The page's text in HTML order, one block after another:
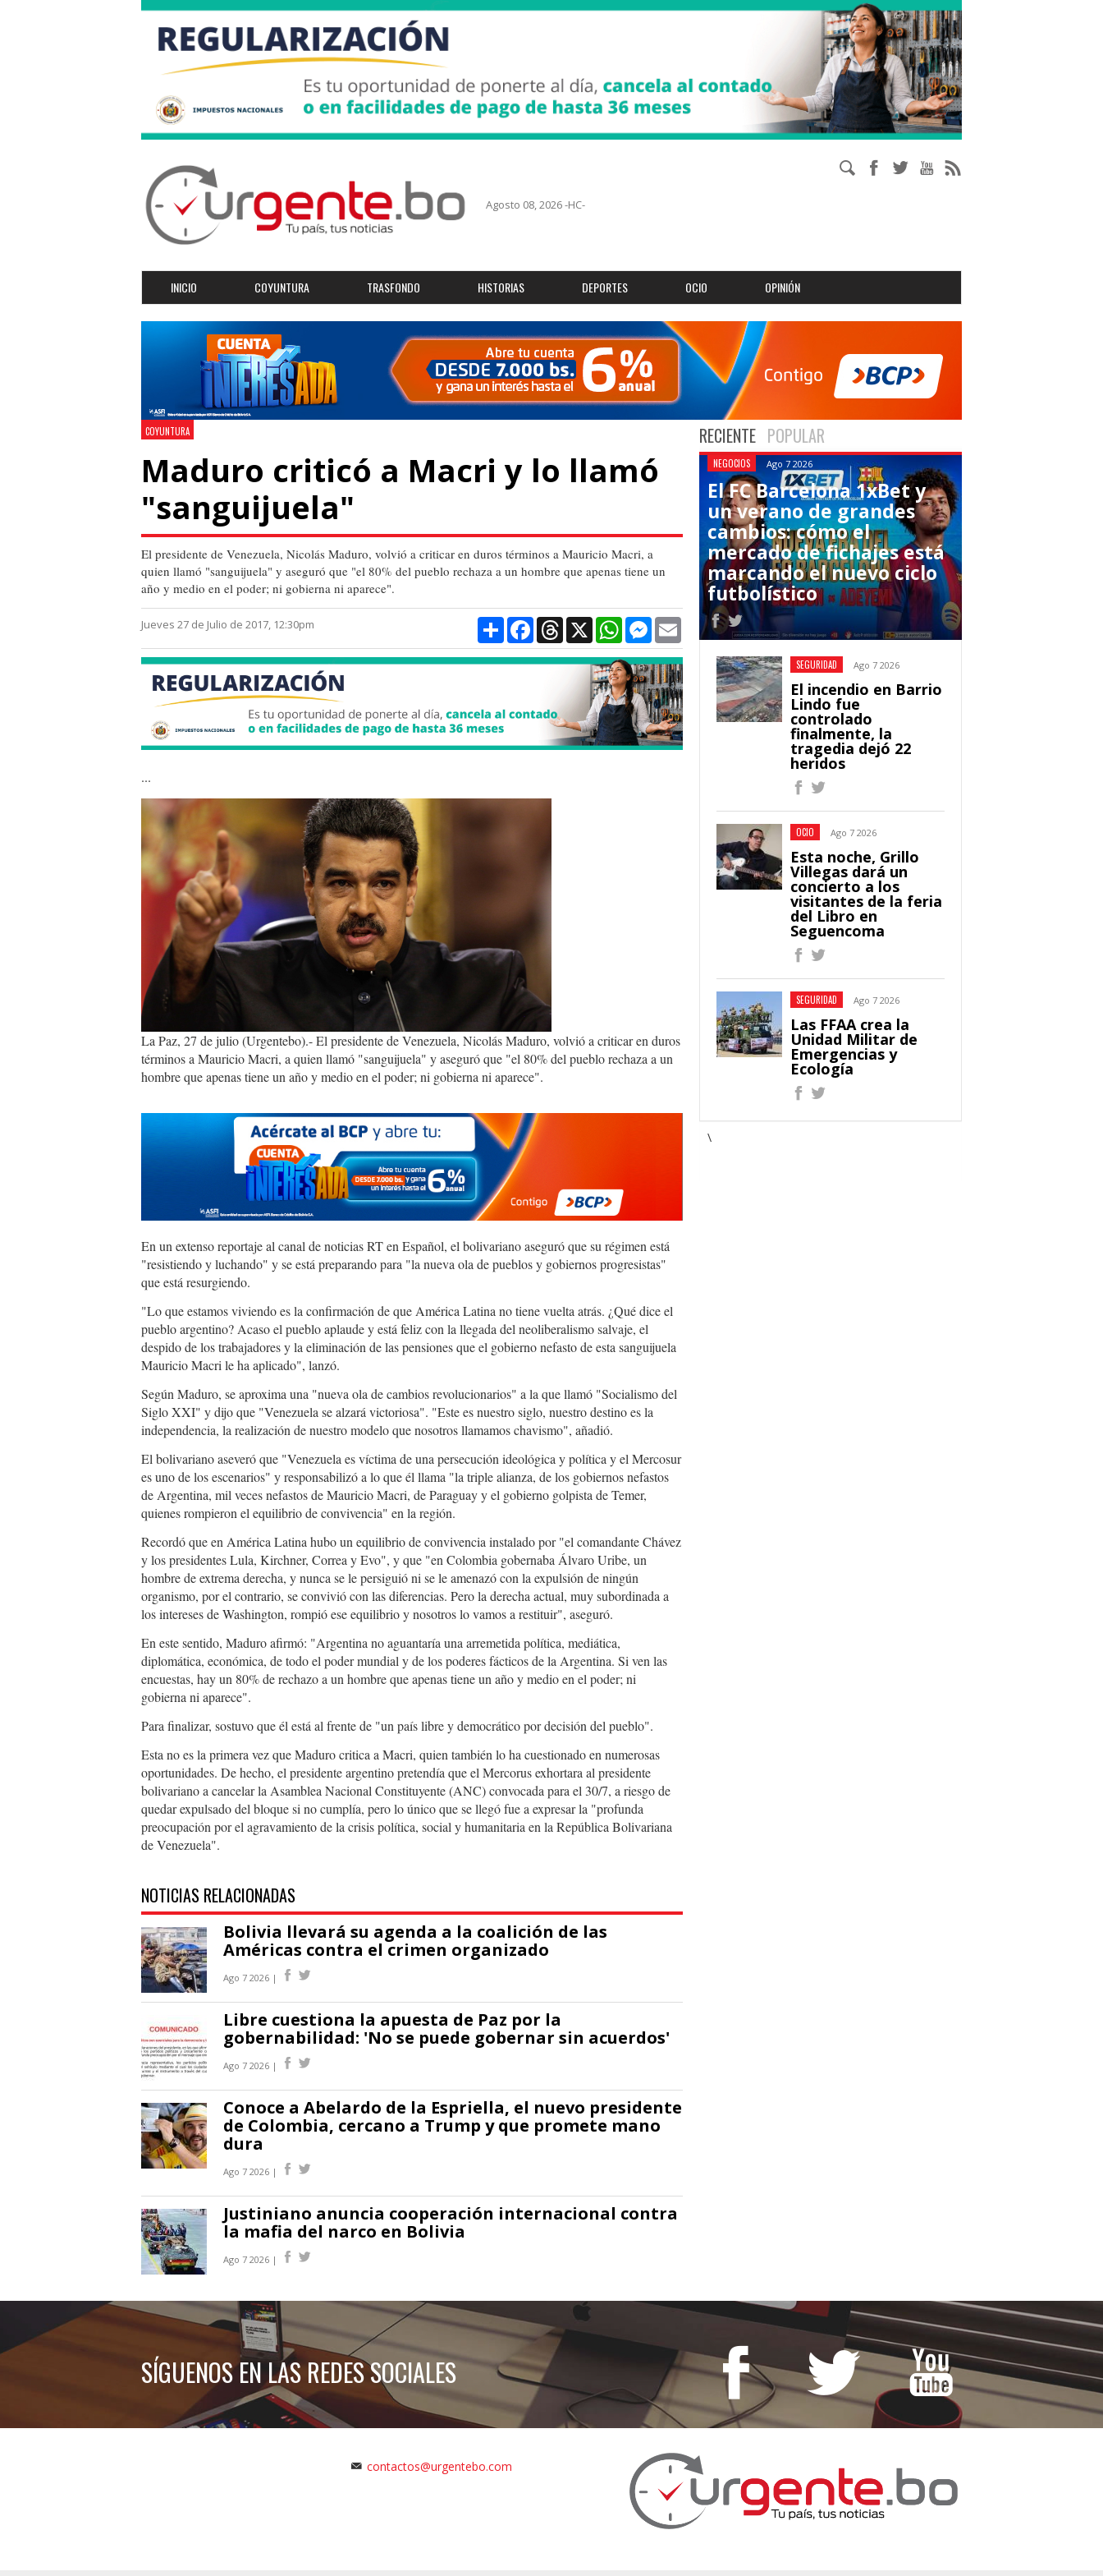
Agosto 08, 2026 -HC-
INICIO COYUNTURA TRASFONDO HISTORIAS DEPORTES OCIO OPINIÓN
COYUNTURA
Maduro criticó a Macri y lo llamó
"sanguijuela"
El presidente de Venezuela, Nicolás Maduro, volvió a criticar en duros términos a Mauricio Macri, a
quien llamó "sanguijuela" y aseguró que "el 80% del pueblo rechaza a un hombre que apenas tiene un
año y medio en el poder; ni gobierna ni aparece".
Jueves 27 de Julio de 2017, 12:30pm CompartirFacebookThreads
X WhatsAppMessenger
Email
...
maduro_conf.jpg
La Paz, 27 de julio (Urgentebo).- El presidente de Venezuela, Nicolás Maduro, volvió a criticar en duros
términos a Mauricio Macri, a quien llamó "sanguijuela" y aseguró que "el 80% del pueblo rechaza a un
hombre que apenas tiene un año y medio en el poder; ni gobierna ni aparece".
En un extenso reportaje al canal de noticias RT en Español, el bolivariano aseguró que su régimen está
"resistiendo y luchando" y se está preparando para "la nueva ola de pueblos y gobiernos progresistas"
que está resurgiendo.
"Lo que estamos viviendo es la confirmación de que América Latina no tiene vuelta atrás. ¿Qué dice el
pueblo argentino? Acaso el pueblo aplaude y está feliz con la llegada del neoliberalismo salvaje, el
despido de los trabajadores y la eliminación de las pensiones que el gobierno nefasto de esta sanguijuela
Mauricio Macri le ha aplicado", lanzó.
Según Maduro, se aproxima una "nueva ola de cambios revolucionarios" a la que llamó "Socialismo del
Siglo XXI" y dijo que "Venezuela se alzará victoriosa". "Este es nuestro siglo, nuestro destino es la
independencia, la realización de nuestro modelo que nosotros llamamos chavismo", añadió.
El bolivariano aseveró que "Venezuela es víctima de una persecución ideológica y política y el Mercosur
es uno de los escenarios" y responsabilizó a lo que él llama "la triple alianza, de los gobiernos nefastos
de Argentina, mil veces nefastos de Mauricio Macri, de Paraguay y el gobierno golpista de Temer,
quienes rompieron el equilibrio de convivencia" en la región.
Recordó que en América Latina hubo un equilibrio de convivencia instalado por "el comandante Chávez
y los presidentes Lula, Kirchner, Correa y Evo", y que "en Colombia gobernaba Álvaro Uribe, un
hombre de extrema derecha, y nunca se le persiguió ni se le amenazó con la expulsión de ningún
organismo, por el contrario, se convivió con las diferencias. Pero la derecha actual, muy subordinada a
los intereses de Washington, rompió ese equilibrio y nosotros lo vamos a restituir", aseguró.
En este sentido, Maduro afirmó: "Argentina no aguantaría una arremetida política, mediática,
diplomática, económica, de todo el poder mundial y de los poderes fácticos de la Argentina. Si ven las
encuestas, hay un 80% de rechazo a un hombre que apenas tiene un año y medio en el poder; ni
gobierna ni aparece".
Para finalizar, sostuvo que él está al frente de "un país libre y democrático por decisión del pueblo".
Esta no es la primera vez que Maduro critica a Macri, quien también lo ha cuestionado en numerosas
oportunidades. De hecho, el presidente argentino pretendía que el Mercorus exhortara al presidente
bolivariano a cancelar la Asamblea Nacional Constituyente (ANC) convocada para el 30/7, a riesgo de
quedar expulsado del bloque si no cumplía, pero lo único que se llegó fue a expresar la "profunda
preocupación por el agravamiento de la crisis política, social y humanitaria en la República Bolivariana
de Venezuela".
NOTICIAS RELACIONADAS
Bolivia llevará su agenda a la coalición de las
Américas contra el crimen organizado
Ago 7 2026 |
Libre cuestiona la apuesta de Paz por la
gobernabilidad: 'No se puede gobernar sin acuerdos'
Ago 7 2026 |
Conoce a Abelardo de la Espriella, el nuevo presidente
de Colombia, cercano a Trump y que promete mano
dura
Ago 7 2026 |
Justiniano anuncia cooperación internacional contra
la mafia del narco en Bolivia
Ago 7 2026 |
RECIENTE POPULAR
NEGOCIOS Ago 7 2026
El FC Barcelona 1xBet y
un verano de grandes
cambios: cómo el
mercado de fichajes está
marcando el nuevo ciclo
futbolístico
SEGURIDAD Ago 7 2026
El incendio en Barrio
Lindo fue
controlado
finalmente, la
tragedia dejó 22
heridos
OCIO Ago 7 2026
Esta noche, Grillo
Villegas dará un
concierto a los
visitantes de la feria
del Libro en
Seguencoma
SEGURIDAD Ago 7 2026
Las FFAA crea la
Unidad Militar de
Emergencias y
Ecología
\
SÍGUENOS EN LAS REDES SOCIALES
contactos@urgentebo.com